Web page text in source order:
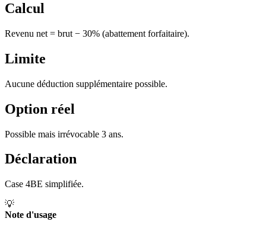
Calcul
Revenu net = brut − 30% (abattement forfaitaire).
Limite
Aucune déduction supplémentaire possible.
Option réel
Possible mais irrévocable 3 ans.
Déclaration
Case 4BE simplifiée.
💡
Note d'usage